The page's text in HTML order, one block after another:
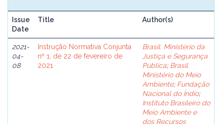
Issue
Date
Title Author(s)
2021-
04-
08
Instrução Normativa Conjunta
nº 1, de 22 de fevereiro de
2021
Brasil. Ministério da
Justiça e Segurança
Pública; Brasil.
Ministério do Meio
Ambiente; Fundação
Nacional do Índio;
Instituto Brasileiro do
Meio Ambiente e
dos Recursos